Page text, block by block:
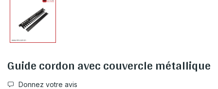
Guide cordon avec couvercle métallique
Donnez votre avis